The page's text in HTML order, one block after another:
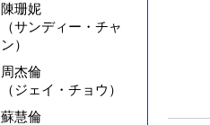
陳珊妮
（サンディー・チャ
ン）
周杰倫
（ジェイ・チョウ）
蘇慧倫